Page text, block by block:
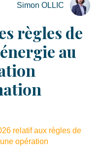
Simon OLLIC
règles de
au
relatif aux règles de
opération